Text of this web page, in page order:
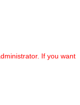
If you want